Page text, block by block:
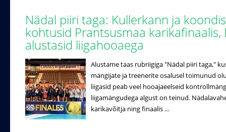
Nädal piiri taga: Kullerkann ja
kohtusid Prantsusmaa karikafinaalis,
alustasid liigahooaega
Alustame taas rubriigiga "Nädal piiri taga,"
mängijate ja treenerite osalusel toimunud
liigasid peab veel hooajaeelseid
liigamängudega algust on teinud.
karikavõitja ning finaalis ...